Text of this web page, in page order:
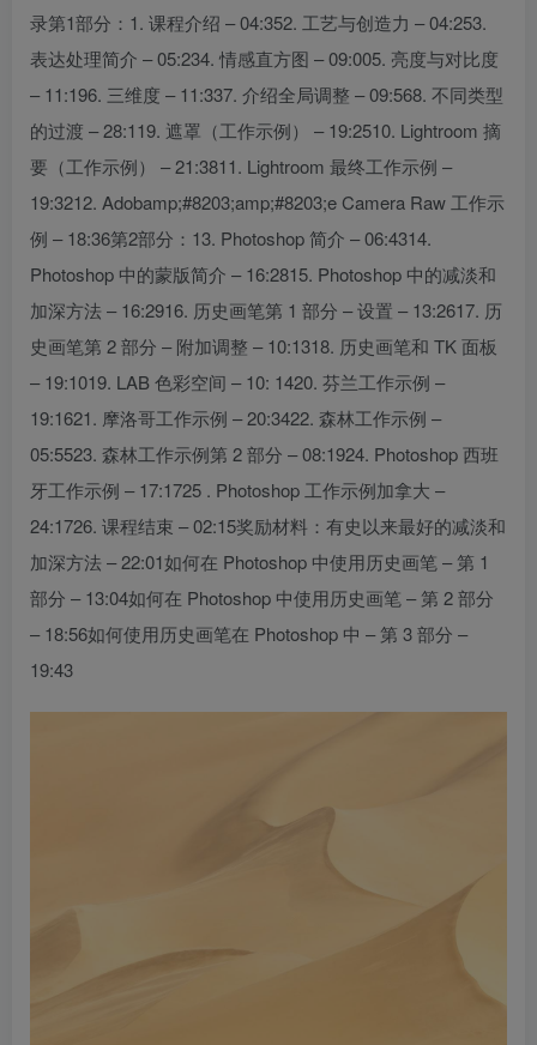
录第1部分：1. 课程介绍 – 04:352. 工艺与创造力 – 04:253.
表达处理简介 – 05:234. 情感直方图 – 09:005. 亮度与对比度
– 11:196. 三维度 – 11:337. 介绍全局调整 – 09:568. 不同类型
的过渡 – 28:119. 遮罩（工作示例） – 19:2510. Lightroom 摘
要（工作示例） – 21:3811. Lightroom 最终工作示例 –
19:3212. Adobamp;#8203;amp;#8203;e Camera Raw 工作示
例 – 18:36第2部分：13. Photoshop 简介 – 06:4314.
Photoshop 中的蒙版简介 – 16:2815. Photoshop 中的减淡和
加深方法 – 16:2916. 历史画笔第 1 部分 – 设置 – 13:2617. 历
史画笔第 2 部分 – 附加调整 – 10:1318. 历史画笔和 TK 面板
– 19:1019. LAB 色彩空间 – 10: 1420. 芬兰工作示例 –
19:1621. 摩洛哥工作示例 – 20:3422. 森林工作示例 –
05:5523. 森林工作示例第 2 部分 – 08:1924. Photoshop 西班
牙工作示例 – 17:1725 . Photoshop 工作示例加拿大 –
24:1726. 课程结束 – 02:15奖励材料：有史以来最好的减淡和
加深方法 – 22:01如何在 Photoshop 中使用历史画笔 – 第 1
部分 – 13:04如何在 Photoshop 中使用历史画笔 – 第 2 部分
– 18:56如何使用历史画笔在 Photoshop 中 – 第 3 部分 –
19:43